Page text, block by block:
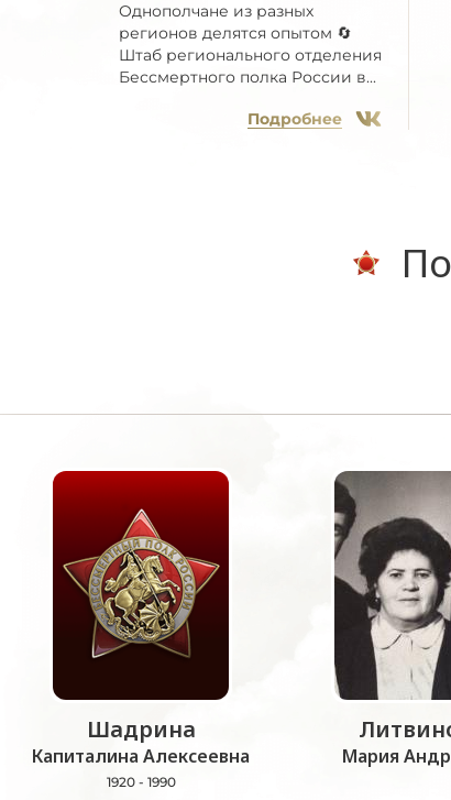
Однополчане из разных
регионов делятся опытом 🔄
Штаб регионального отделения
Бессмертного полка России в...
Подробнее
Шадрина
Капиталина Алексеевна
1920 - 1990
Мария